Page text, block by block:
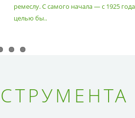
ремеслу. С самого начала — с 1925
целью бы..